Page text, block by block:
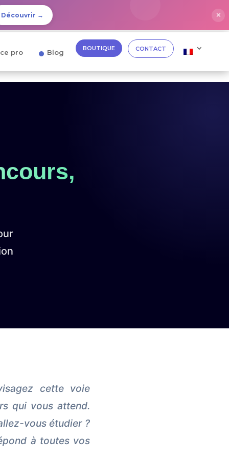
Découvrir → ✕
pro Blog BOUTIQUE CONTACT
cette voie
qui vous attend.
vous étudier ?
à toutes vos